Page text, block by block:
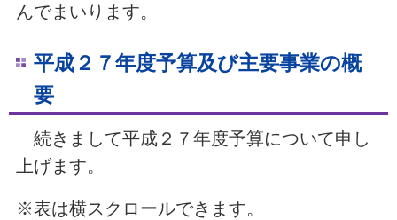
んでまいります。
平成２７年度予算及び主要事業の概
要
続きまして平成２７年度予算について申し
上げます。
※表は横スクロールできます。